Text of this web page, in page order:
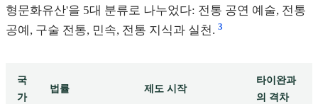
형문화유산'을 5대 분류로 나누었다: 전통 공연 예술, 전통
공예, 구술 전통, 민속, 전통 지식과 실천. 3
국
가
법률 제도 시작
타이완과
의 격차